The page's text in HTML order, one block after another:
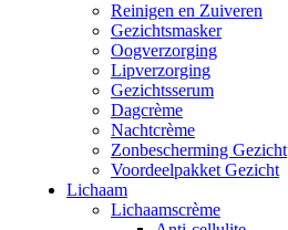
Reinigen en Zuiveren
Gezichtsmasker
Oogverzorging
Lipverzorging
Gezichtsserum
Dagcrème
Nachtcrème
Zonbescherming Gezicht
Voordeelpakket Gezicht
Lichaam
Lichaamscrème